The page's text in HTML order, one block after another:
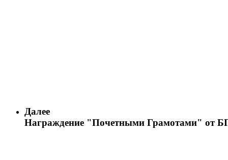
Далее
Награждение "Почетными Грамотами" от